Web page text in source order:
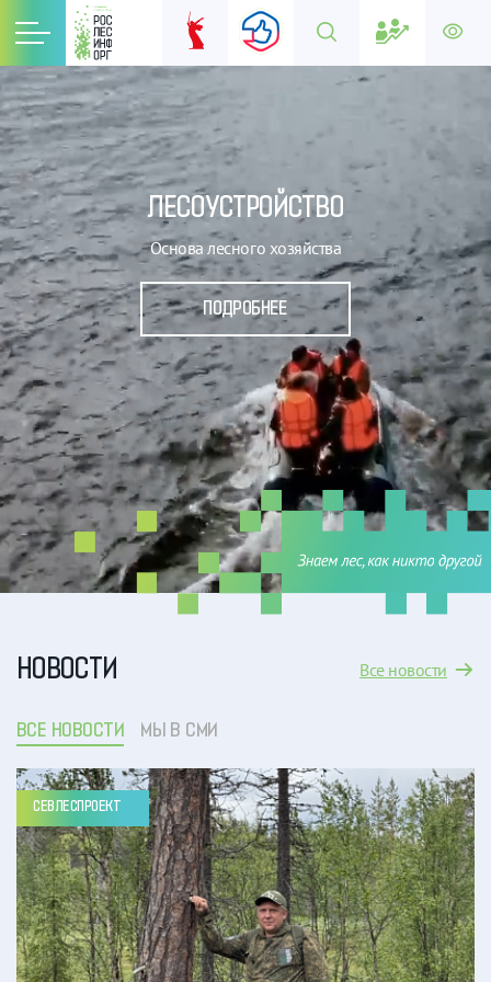
ЛЕСОУСТРОЙСТВО
Основа лесного хозяйства
ПОДРОБНЕЕ
НОВОСТИ Все новости
ВСЕ НОВОСТИ МЫ В СМИ
СЕВЛЕСПРОЕКТ